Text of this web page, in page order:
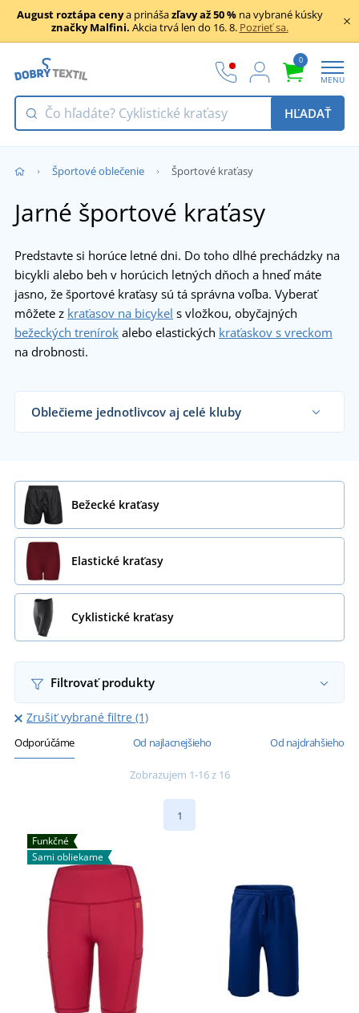
August roztápa cenya prinášazľavy až 50 %na vybrané kúsky
značky Malfini. Akcia trvá len do 16. 8. Pozrieť sa.
0
MENU
HĽADAŤ
Športové oblečenie Športové kraťasy
Jarné športové kraťasy
Predstavte si horúce letné dni. Do toho dlhé prechádzky na
bicykli alebo beh v horúcich letných dňoch a hneď máte
jasno, že športové kraťasy sú tá správna voľba. Vyberať
môžete z kraťasov na bicykel s vložkou, obyčajných
bežeckých trenírok alebo elastických kraťaskov s vreckom
na drobnosti.
Oblečieme jednotlivcov aj celé kluby
Bežecké kraťasy
Elastické kraťasy
Cyklistické kraťasy
Filtrovať produkty
Zrušiť vybrané filtre (1)
Odporúčáme Od najlacnejšieho Od najdrahšieho
Zobrazujem 1-16 z 16
1
Funkčné
Sami obliekame